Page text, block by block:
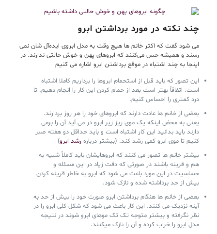
چند نکته در مورد برداشتن ابرو
می شود گفت که اکثر خانم ها هیچ وقت به مدل ابروی ایده‌آل شان نمی
رسند و همیشه حس می‌کنند که ابروهای پهن و خوش حالتی ندارند. در
اینجا به چند اشتباه در موقع برداشتن ابرو اشاره می کنیم
این تصور که باید قبل از استحمام ابروها را برداریم کاملا اشتباه
است. اتفاقاً بهتر است بعد از حمام کردن این کار را انجام دهیم. تا
درد کمتری را احساس کنیم.
بعضی از خانم ها عادت دارند که ابروهای خود را هر روز بردارند.
یعنی به محض اینکه یک موی ریز زیر ابرو در می آید آن را برمی
دارند باید بدانید این کار اشتباه است و باید حداقل دو هفته صبر
کنیم تا موی ابرو کمی رشد کند. (بیشتر درباره رشد ابرو)
بیشتر خانم ها تصور می کنند که ابروهایشان باید کاملاً شبیه به
هم و قرینه باشند در صورتی که دقت زیاد در این مسئله و
حساسیت در این مورد باعث می شود که ابرو به خاطر قرینه کردن
بیش از حد برداشته شده و نازک شود.
بعضی از خانم ها هنگام برداشتن ابرو صورت خود را بیش از حد به
آینه نزدیک می کنند. این کار باعث می شود که شکل کلی ابرو را در
نظر نگرفته و بیشتر متوجه تک تک موهای ابرو شوند در نتیجه
مدل ابرو را خراب کرده و آن را نازک میکنند.